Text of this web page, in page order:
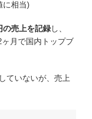
に相当)
の売上を記録し、
月で国内トップブ
ていないが、売上